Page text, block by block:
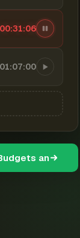
00:31:08
01:07:00
an